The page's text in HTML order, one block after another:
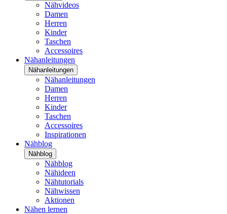
Nähvideos
Damen
Herren
Kinder
Taschen
Accessoires
Nähanleitungen
Nähanleitungen
Nähanleitungen
Damen
Herren
Kinder
Taschen
Accessoires
Inspirationen
Nähblog
Nähblog
Nähblog
Nähideen
Nähtutorials
Nähwissen
Aktionen
Nähen lernen